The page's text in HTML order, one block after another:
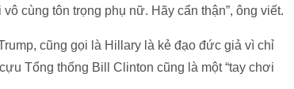
cùng tôn trọng phụ nữ. Hãy cẩn thận”, ông viết.
cũng gọi là Hillary là kẻ đạo đức giả vì chỉ
Tổng thống Bill Clinton cũng là một “tay chơi